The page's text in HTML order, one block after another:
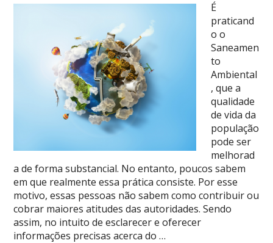
É
praticand
o o
Saneamen
to
Ambiental
, que a
qualidade
de vida da
população
pode ser
melhorad
a de forma substancial. No entanto, poucos sabem
em que realmente essa prática consiste. Por esse
motivo, essas pessoas não sabem como contribuir ou
cobrar maiores atitudes das autoridades. Sendo
assim, no intuito de esclarecer e oferecer
informações precisas acerca do …